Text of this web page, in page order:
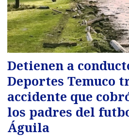
Detienen a
Deportes Temuco
accidente que
los padres del
Águila